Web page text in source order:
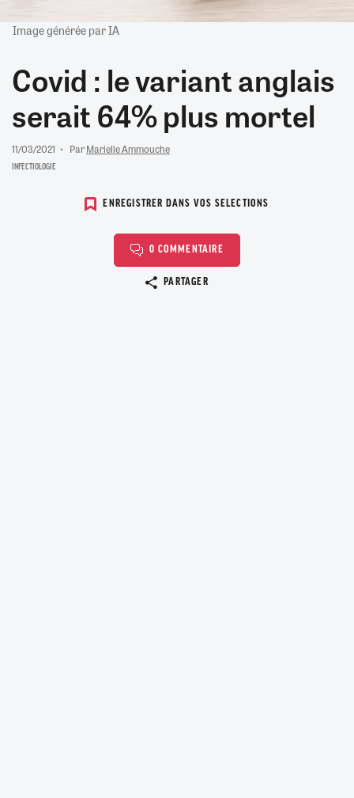
Image générée par IA
Covid : le variant anglais
serait 64% plus mortel
11/03/2021 ParMarielle Ammouche
INFECTIOLOGIE
ENREGISTRER DANS VOS SELECTIONS
0 COMMENTAIRE
PARTAGER